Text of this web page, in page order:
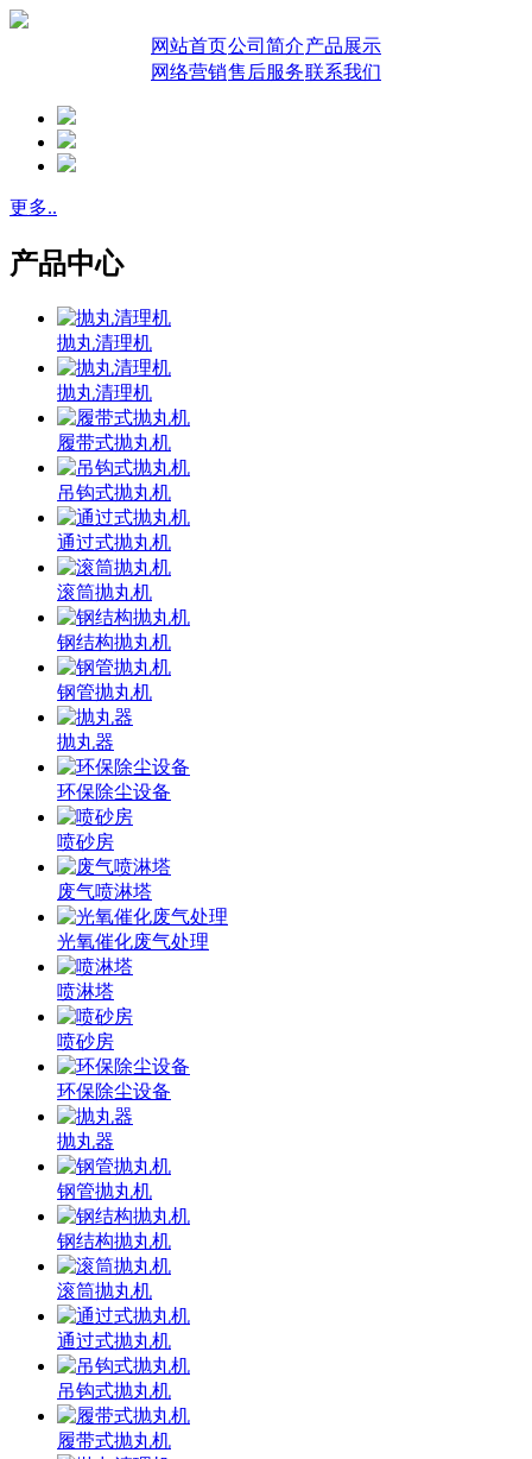
网站首页公司简介产品展示
网络营销售后服务联系我们
更多..
产品中心
抛丸清理机
抛丸清理机
履带式抛丸机
吊钩式抛丸机
通过式抛丸机
滚筒抛丸机
钢结构抛丸机
钢管抛丸机
抛丸器
环保除尘设备
喷砂房
废气喷淋塔
光氧催化废气处理
喷淋塔
喷砂房
环保除尘设备
抛丸器
钢管抛丸机
钢结构抛丸机
滚筒抛丸机
通过式抛丸机
吊钩式抛丸机
履带式抛丸机